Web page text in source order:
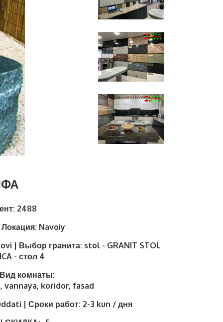
2488
Navoiy
| Выбор гранита: stol - GRANIT STOL
- стол 4
комнаты:
vannaya, koridor, fasad
| Сроки работ: 2-3 kun / дня